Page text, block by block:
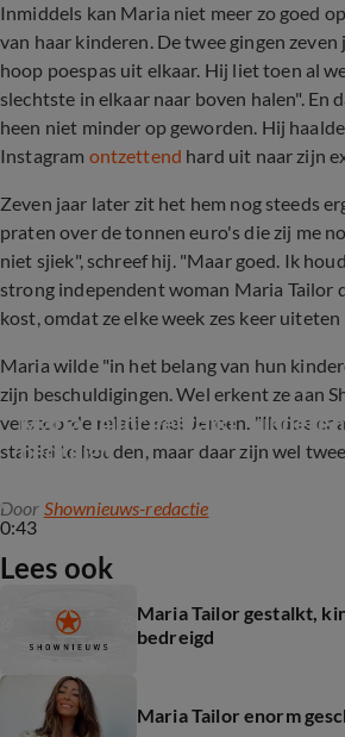
Inmiddels kan Maria niet meer zo goed
van haar kinderen. De twee gingen zeven
hoop poespas uit elkaar. Hij liet toen al
slechtste in elkaar naar boven halen". En
heen niet minder op geworden. Hij
Instagram ontzettend hard uit naar zijn
Zeven jaar later zit het hem nog steeds
praten over de tonnen euro's die zij me
niet sjiek", schreef hij. "Maar goed. Ik
strong independent woman Maria Tailor
kost, omdat ze elke week zes keer uiteten
Maria wilde "in het belang van hun
zijn beschuldigingen. Wel erkent ze aan
verstoorde relatie met Jeroen. "Ik doe er
stabiel te houden, maar daar zijn wel
0:43
Maria Tailor gestalkt,
bedreigd
Door Shownieuws-redactie
Lees ook
Maria Tailor gestalkt,
bedreigd
Maria Tailor enorm